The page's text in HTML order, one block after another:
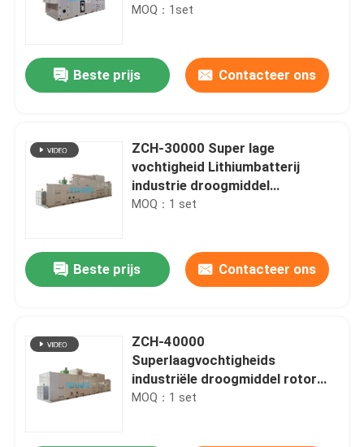
Huis
Producten
Ongeveer ons
Eenheid
MOQ：1set
Beste prijs Contacteer ons
ZCH-30000 Super lage
vochtigheid Lithiumbatterij
industrie droogmiddel
ontvochtiger DP <-40°C
MOQ：1 set
Beste prijs Contacteer ons
ZCH-40000
Superlaagvochtigheids
industriële droogmiddel rotor
ontvochtigingsapparaat DP
MOQ：1 set